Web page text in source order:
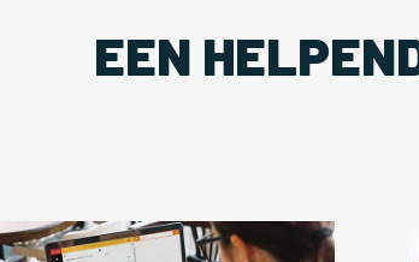
EEN